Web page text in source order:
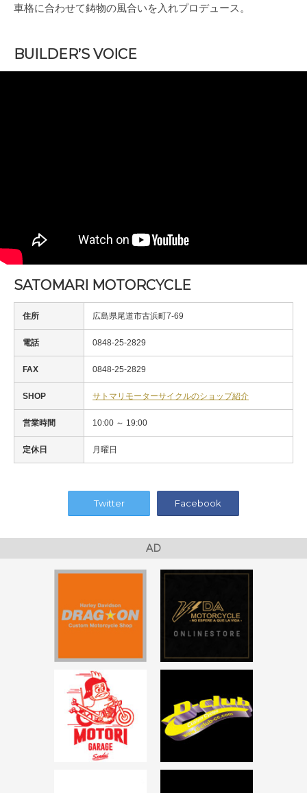
車格に合わせて鋳物の風合いを入れプロデュース。
BUILDER’S VOICE
SATOMARI MOTORCYCLE
住所 広島県尾道市古浜町7-69
電話 0848-25-2829
FAX 0848-25-2829
SHOP サトマリモーターサイクルのショップ紹介
営業時間 10:00 ～ 19:00
定休日 月曜日
Twitter Facebook
AD